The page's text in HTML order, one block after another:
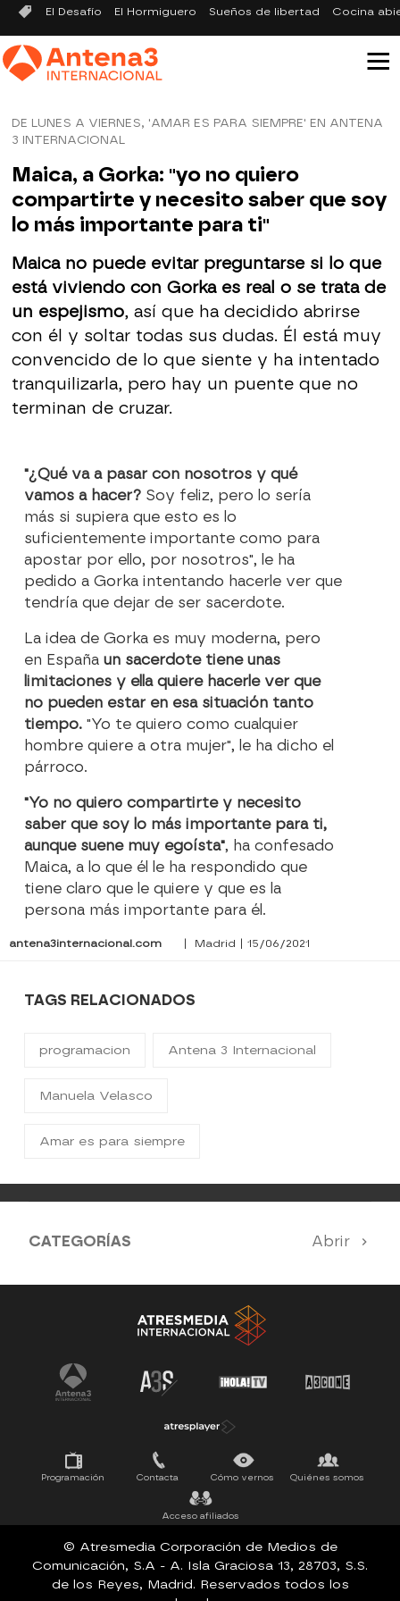
El Desafío El Hormiguero Sueños de libertad Cocina
DE LUNES A VIERNES, 'AMAR ES PARA SIEMPRE' EN ANTENA
3 INTERNACIONAL
Maica, a Gorka: "yo no quiero
compartirte y necesito saber que soy
lo más importante para ti"
Maica no puede evitar preguntarse si lo que
está viviendo con Gorka es real o se trata de
un espejismo, así que ha decidido abrirse
con él y soltar todas sus dudas. Él está muy
convencido de lo que siente y ha intentado
tranquilizarla, pero hay un puente que no
terminan de cruzar.
"¿Qué va a pasar con nosotros y qué
vamos a hacer? Soy feliz, pero lo sería
más si supiera que esto es lo
suficientemente importante como para
apostar por ello, por nosotros", le ha
pedido a Gorka intentando hacerle ver que
tendría que dejar de ser sacerdote.
La idea de Gorka es muy moderna, pero
en España un sacerdote tiene unas
limitaciones y ella quiere hacerle ver que
no pueden estar en esa situación tanto
tiempo. "Yo te quiero como cualquier
hombre quiere a otra mujer", le ha dicho el
párroco.
"Yo no quiero compartirte y necesito
saber que soy lo más importante para ti,
aunque suene muy egoísta", ha confesado
Maica, a lo que él le ha respondido que
tiene claro que le quiere y que es la
persona más importante para él.
antena3internacional.com | Madrid | 15/06/2021
TAGS RELACIONADOS
programacion Antena 3 Internacional
Manuela Velasco
Amar es para siempre
CATEGORÍAS Abrir
Antena 3 Noticias El Hormiguero
Tu cara me suena Pasapalabra
Programación Contacta Cómo vernos Quiénes somos
Acceso afiliados
© Atresmedia Corporación de Medios de
Comunicación, S.A - A. Isla Graciosa 13, 28703, S.S.
de los Reyes, Madrid. Reservados todos los